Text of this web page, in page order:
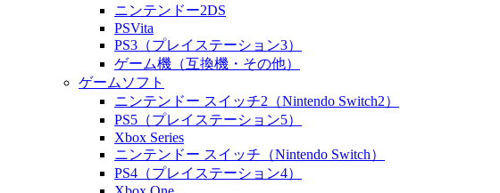
ニンテンドー2DS
PSVita
PS3（プレイステーション3）
ゲーム機（互換機・その他）
ゲームソフト
ニンテンドー スイッチ2（Nintendo Switch2）
PS5（プレイステーション5）
Xbox Series
ニンテンドー スイッチ（Nintendo Switch）
PS4（プレイステーション4）